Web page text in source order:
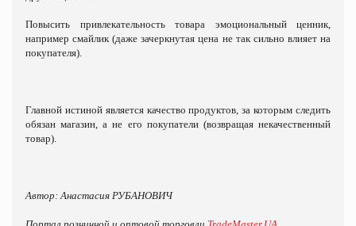
Повысить привлекательность товара эмоциональный ценник,
например смайлик (даже зачеркнутая цена не так сильно влияет на
покупателя).
Главной истиной является качество продуктов, за которым следить
обязан магазин, а не его покупатели (возвращая некачественный
товар).
Автор: Анастасия РУБАНОВИЧ